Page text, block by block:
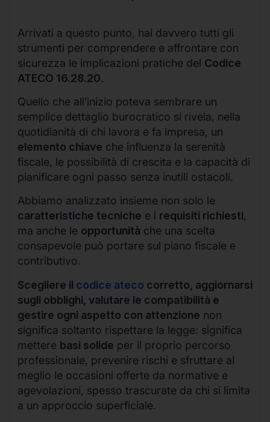
Arrivati a questo punto, hai davvero tutti gli
strumenti per comprendere e affrontare con
sicurezza le implicazioni pratiche del Codice
ATECO 16.28.20.
Quello che all’inizio poteva sembrare un
semplice dettaglio burocratico si rivela, nella
quotidianità di chi lavora e fa impresa, un
elemento chiave che influenza la serenità
fiscale, le possibilità di crescita e la capacità di
pianificare ogni passo senza inutili ostacoli.
Abbiamo analizzato insieme non solo le
caratteristiche tecniche e i requisiti richiesti,
ma anche le opportunità che una scelta
consapevole può portare sul piano fiscale e
contributivo.
Scegliere il codice ateco corretto, aggiornarsi
sugli obblighi, valutare le compatibilità e
gestire ogni aspetto con attenzione non
significa soltanto rispettare la legge: significa
mettere basi solide per il proprio percorso
professionale, prevenire rischi e sfruttare al
meglio le occasioni offerte da normative e
agevolazioni, spesso trascurate da chi si limita
a un approccio superficiale.